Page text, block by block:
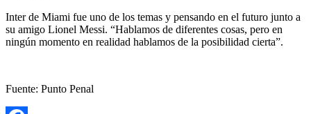
Inter de Miami fue uno de los temas y pensando en el futuro junto a
su amigo Lionel Messi. “Hablamos de diferentes cosas, pero en
ningún momento en realidad hablamos de la posibilidad cierta”.
Fuente: Punto Penal